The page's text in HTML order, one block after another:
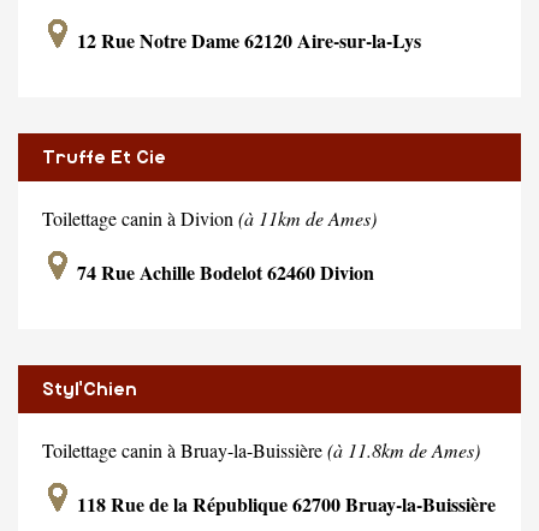
12 Rue Notre Dame 62120 Aire-sur-la-Lys
Truffe Et Cie
Toilettage canin à Divion (à 11km de Ames)
74 Rue Achille Bodelot 62460 Divion
Styl'Chien
Toilettage canin à Bruay-la-Buissière(à 11.8km de Ames)
118 Rue de la République 62700 Bruay-la-Buissière